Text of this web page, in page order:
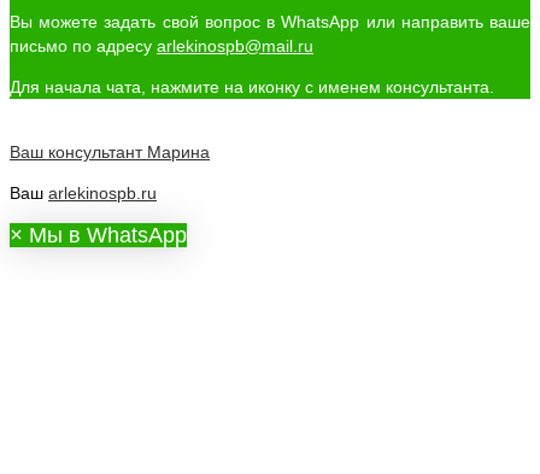
Вы можете задать свой вопрос в WhatsApp или направить ваше
письмо по адресу arlekinospb@mail.ru
Для начала чата, нажмите на иконку с именем консультанта.
Ваш консультант Марина
Ваш arlekinospb.ru
× Мы в WhatsApp